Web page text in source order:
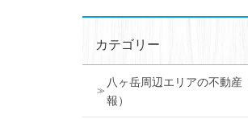
カテゴリー
八ヶ岳周辺エリアの不動産
報）